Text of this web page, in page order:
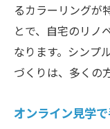
るカラーリングが
とで、自宅のリノ
なります。シンプ
づくりは、多くの
オンライン見学